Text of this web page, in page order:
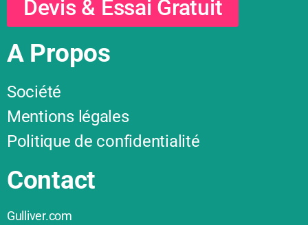
Devis & Essai Gratuit
A Propos
Société
Mentions légales
Politique de confidentialité
Contact
Gulliver.com